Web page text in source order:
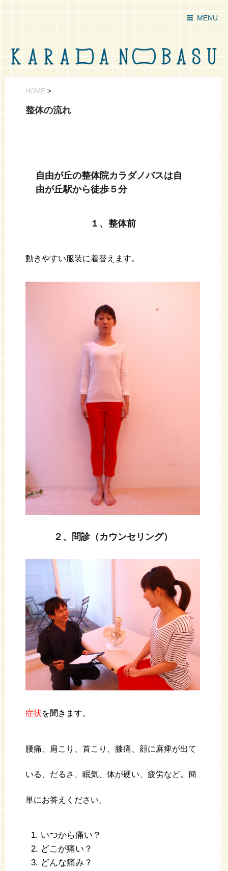
MENU
HOME >
整体の流れ
自由が丘の整体院カラダノバスは自
由が丘駅から徒歩５分
１、整体前
動きやすい服装に着替えます。
２、問診（カウンセリング）
症状を聞きます。
腰痛、肩こり、首こり、膝痛、顔に麻痺が出て
いる、だるさ、眠気、体が硬い、疲労など。簡
単にお答えください。
いつから痛い？
どこが痛い？
どんな痛み？